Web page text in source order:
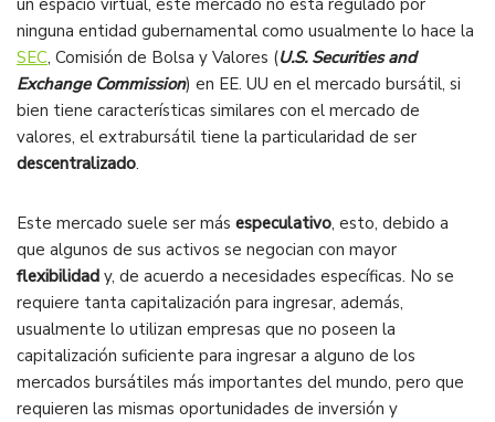
un espacio virtual, este mercado no está regulado por
ninguna entidad gubernamental como usualmente lo hace la
SEC, Comisión de Bolsa y Valores (U.S. Securities and
Exchange Commission) en EE. UU en el mercado bursátil, si
bien tiene características similares con el mercado de
valores, el extrabursátil tiene la particularidad de ser
descentralizado.
Este mercado suele ser más especulativo, esto, debido a
que algunos de sus activos se negocian con mayor
flexibilidad y, de acuerdo a necesidades específicas. No se
requiere tanta capitalización para ingresar, además,
usualmente lo utilizan empresas que no poseen la
capitalización suficiente para ingresar a alguno de los
mercados bursátiles más importantes del mundo, pero que
requieren las mismas oportunidades de inversión y